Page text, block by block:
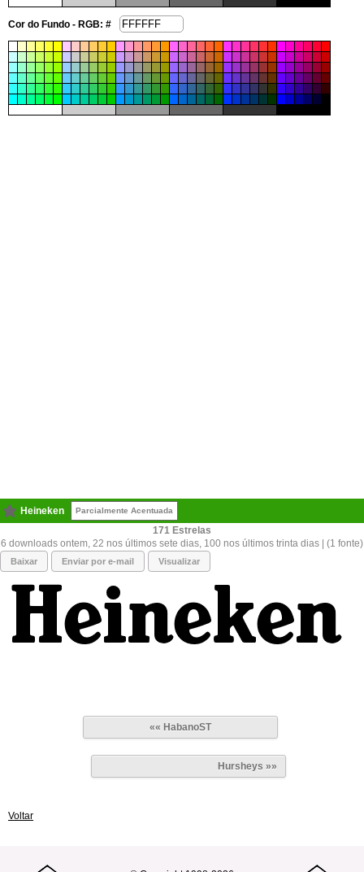
Cor do Fundo - RGB: #
Heineken Parcialmente Acentuada
171
6 downloads ontem, 22 nos últimos sete dias, 100 nos últimos trinta dias | (1 fonte)
Baixar Enviar por e-mail Visualizar
«« HabanoST
Hursheys »»
Voltar